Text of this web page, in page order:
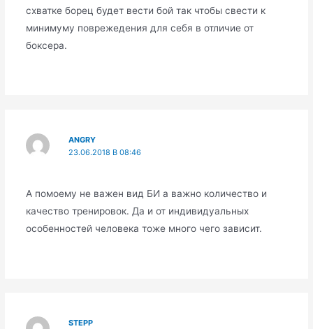
схватке борец будет вести бой так чтобы свести к
минимуму поврежедения для себя в отличие от
боксера.
ANGRY
23.06.2018 В 08:46
А помоему не важен вид БИ а важно количество и
качество тренировок. Да и от индивидуальных
особенностей человека тоже много чего зависит.
STEPP